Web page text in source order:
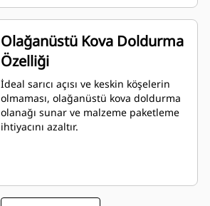
Olağanüstü Kova Doldurma
Özelliği
İdeal sarıcı açısı ve keskin köşelerin
olmaması, olağanüstü kova doldurma
olanağı sunar ve malzeme paketleme
ihtiyacını azaltır.